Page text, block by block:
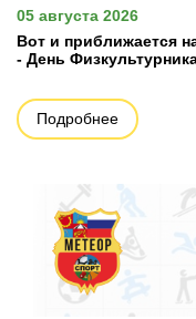
05 августа 2026
Вот и приближается
- День
Подробнее